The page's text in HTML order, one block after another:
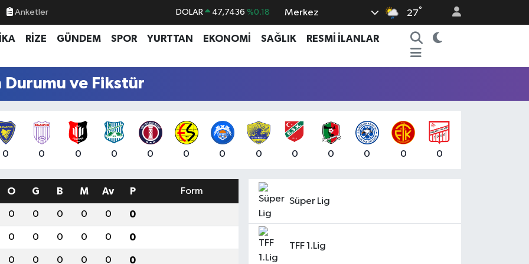
Anketler DOLAR 47,7436 %0.18
EURO 55,2510 %0.32
Merkez 27°
RİZE GÜNDEM SPOR YURTTAN EKONOMİ SAĞLIK
RESMİ İLANLAR
Durumu ve Fikstür
0 0 0 0 0 0 0 0 0 0 0 0 0
O G B M Av P Form
0 0 0 0 0 0
0 0 0 0 0 0
0 0 0 0 0 0
Süper Lig
TFF 1.Lig